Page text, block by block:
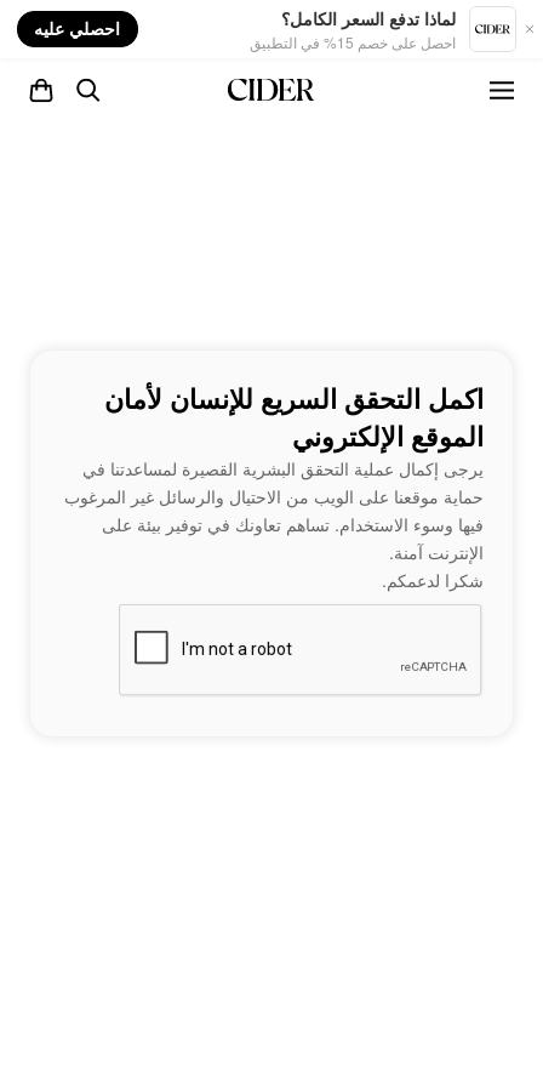
لماذا تدفع السعر الكامل؟
احصل على خصم 15% في التطبيق
احصلي عليه
اكمل التحقق السريع للإنسان لأمان
الموقع الإلكتروني
يرجى إكمال عملية التحقق البشرية القصيرة لمساعدتنا في
حماية موقعنا على الويب من الاحتيال والرسائل غير المرغوب
فيها وسوء الاستخدام. تساهم تعاونك في توفير بيئة على
الإنترنت آمنة.
شكرا لدعمكم.